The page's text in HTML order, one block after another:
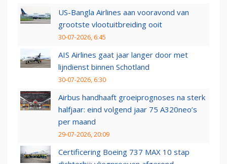
US-Bangla Airlines aan vooravond van
grootste vlootuitbreiding ooit
30-07-2026, 6:45
AIS Airlines gaat jaar langer door met
lijndienst binnen Schotland
30-07-2026, 6:30
Airbus handhaaft groeiprognoses na sterk
halfjaar: eind volgend jaar 75 A320neo’s
per maand
29-07-2026, 20:09
Certificering Boeing 737 MAX 10 stap